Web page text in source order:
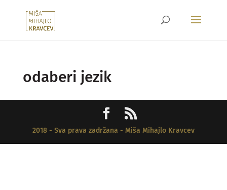
odaberi jezik
2018 - Sva prava zadržana - Miša Mihajlo Kravcev